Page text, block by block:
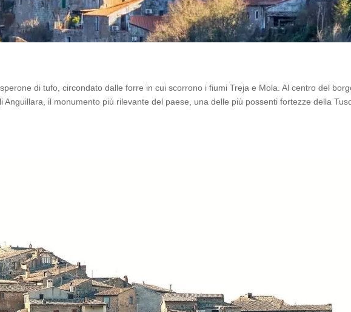
di tufo, circondato dalle forre in cui scorrono i fiumi Treja e Mola. Al centro del
Anguillara, il monumento più rilevante del paese, una delle più possenti fortezze della